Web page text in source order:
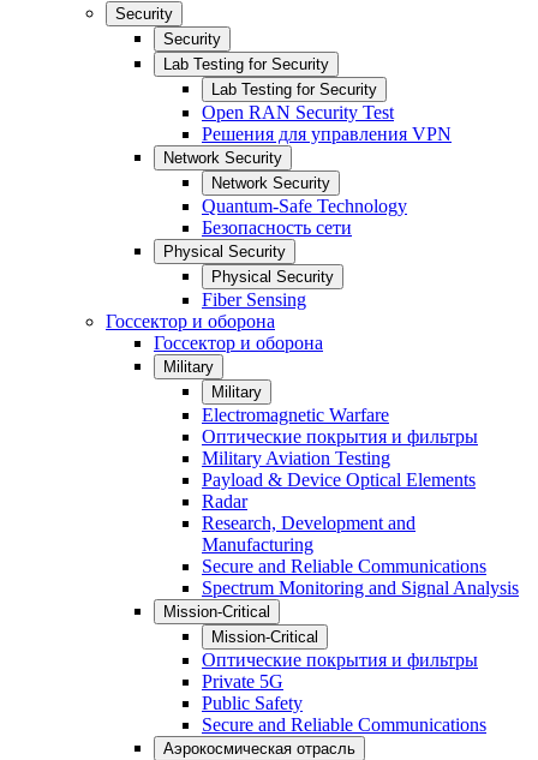
Security
Security
Lab Testing for Security
Lab Testing for Security
Open RAN Security Test
Решения для управления VPN
Network Security
Network Security
Quantum-Safe Technology
Безопасность сети
Physical Security
Physical Security
Fiber Sensing
Госсектор и оборона
Госсектор и оборона
Military
Military
Electromagnetic Warfare
Оптические покрытия и фильтры
Military Aviation Testing
Payload & Device Optical Elements
Radar
Research, Development and
Manufacturing
Secure and Reliable Communications
Spectrum Monitoring and Signal Analysis
Mission-Critical
Mission-Critical
Оптические покрытия и фильтры
Private 5G
Public Safety
Secure and Reliable Communications
Аэрокосмическая отрасль